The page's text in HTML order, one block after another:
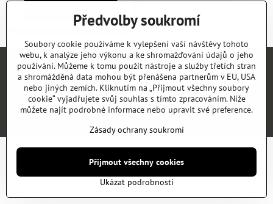
ÚvodE-SHOP KATALOGYNEWSKONTAKTREFERENCE
©2026CopyrightPředvolby soukromíZásady ochrany soukromí
Předvolby soukromí
Soubory cookie používáme k vylepšení vaší návštěvy tohoto
webu, k analýze jeho výkonu a ke shromažďování údajů o jeho
používání. Můžeme k tomu použít nástroje a služby třetích stran
a shromážděná data mohou být přenášena partnerům v EU, USA
nebo jiných zemích. Kliknutím na „Přijmout všechny soubory
cookie“ vyjadřujete svůj souhlas s tímto zpracováním. Níže
můžete najít podrobné informace nebo upravit své preference.
Zásady ochrany soukromí
Ukázat podrobnosti
Přijmout všechny cookies